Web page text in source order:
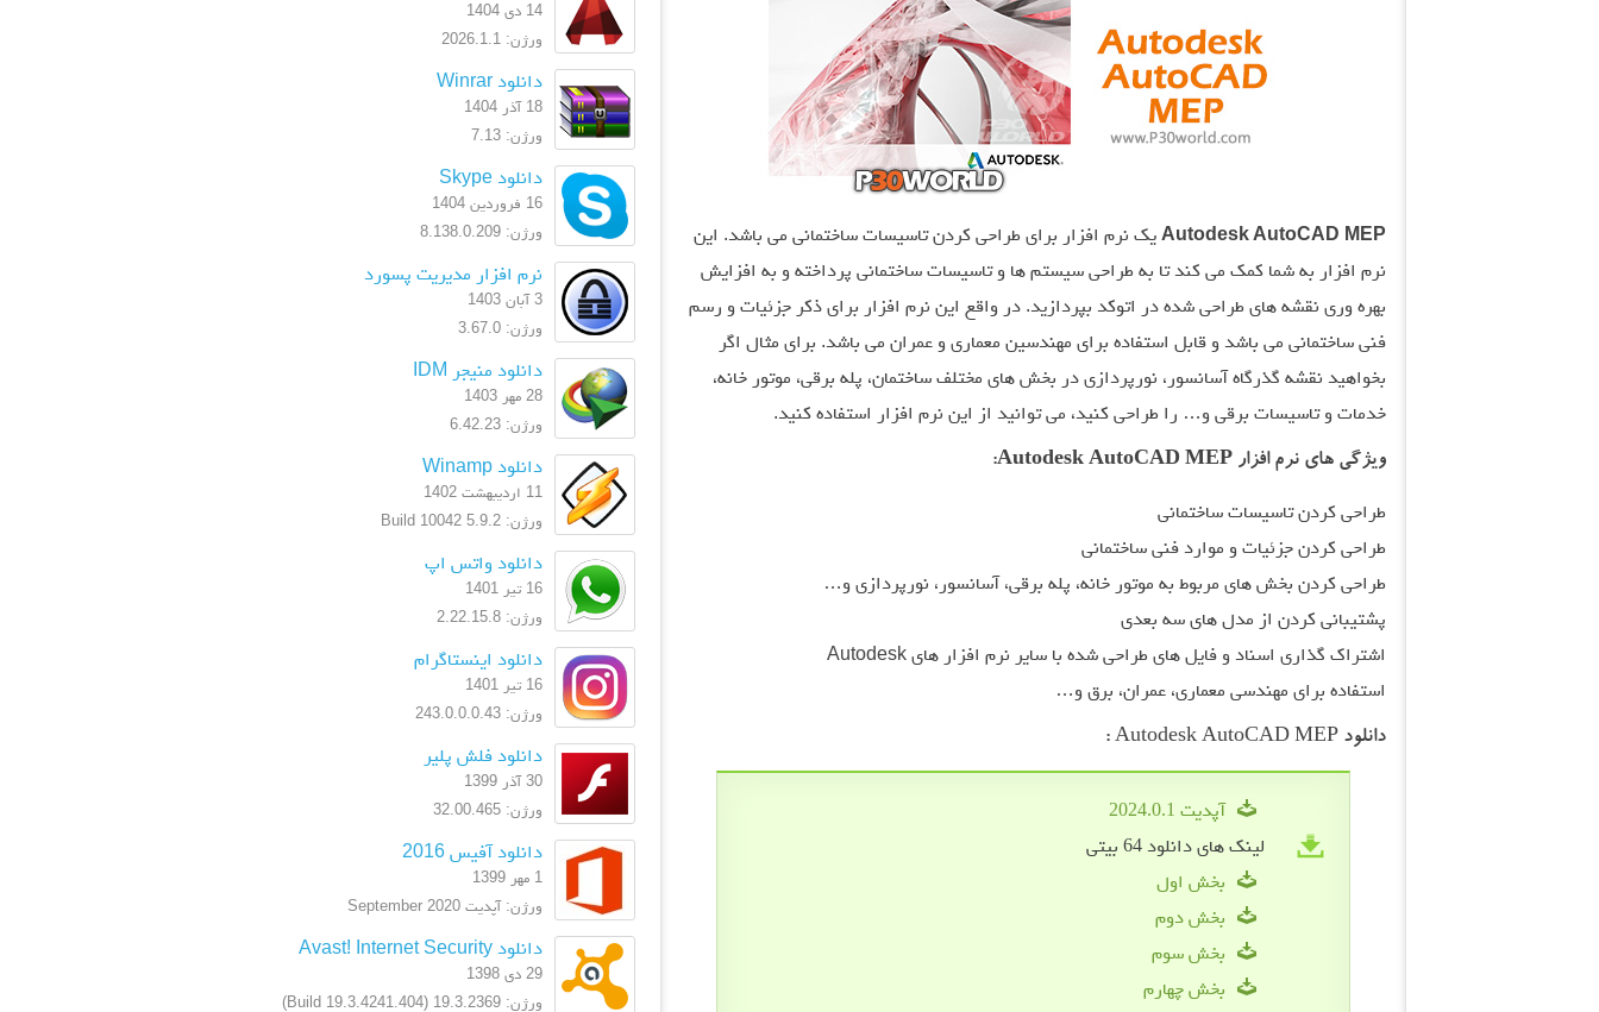
Autodesk AutoCAD MEP یک نرم افزار برای طراحی کردن تاسیسات ساختمانی می باشد. این
نرم افزار به شما کمک می کند تا به طراحی سیستم ها و تاسیسات ساختمانی پرداخته و به افزایش
بهره وری نقشه های طراحی شده در اتوکد بپردازید. در واقع این نرم افزار برای ذکر جزئیات و رسم
فنی ساختمانی می باشد و قابل استفاده برای مهندسین معماری و عمران می باشد. برای مثال اگر
بخواهید نقشه گذرگاه آسانسور، نورپردازی در بخش های مختلف ساختمان، پله برقی، موتور خانه،
خدمات و تاسیسات برقی و… را طراحی کنید، می توانید از این نرم افزار استفاده کنید.
ویژگی های نرم افزار Autodesk AutoCAD MEP:
طراحی کردن تاسیسات ساختمانی
طراحی کردن جزئیات و موارد فنی ساختمانی
طراحی کردن بخش های مربوط به موتور خانه، پله برقی، آسانسور، نورپردازی و…
پشتیبانی کردن از مدل های سه بعدی
اشتراک گذاری اسناد و فایل های طراحی شده با سایر نرم افزار های Autodesk
استفاده برای مهندسی معماری، عمران، برق و…
دانلود Autodesk AutoCAD MEP :
آپدیت 2024.0.1
لینک های دانلود 64 بیتی
بخش اول
بخش دوم
بخش سوم
بخش چهارم
14 دی 1404
ورژن: 2026.1.1
دانلود Winrar
18 آذر 1404
ورژن: 7.13
دانلود Skype
16 فروردین 1404
ورژن: 8.138.0.209
نرم افزار مدیریت پسورد
3 آبان 1403
ورژن: 3.67.0
دانلود منیجر IDM
28 مهر 1403
ورژن: 6.42.23
دانلود Winamp
11 اردیبهشت 1402
ورژن: 5.9.2 Build 10042
دانلود واتس اپ
16 تیر 1401
ورژن: 2.22.15.8
دانلود اینستاگرام
16 تیر 1401
ورژن: 243.0.0.0.43
دانلود فلش پلیر
30 آذر 1399
ورژن: 32.00.465
دانلود آفیس 2016
1 مهر 1399
ورژن: آپدیت September 2020
دانلود Avast! Internet Security
29 دی 1398
ورژن: 19.3.2369 (Build 19.3.4241.404)